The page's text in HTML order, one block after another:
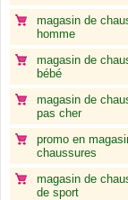
magasin de
homme
magasin de
bébé
magasin de
pas cher
promo en
chaussures
magasin de
de sport